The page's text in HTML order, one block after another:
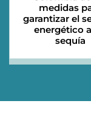
medidas
garantizar el
energético
sequía